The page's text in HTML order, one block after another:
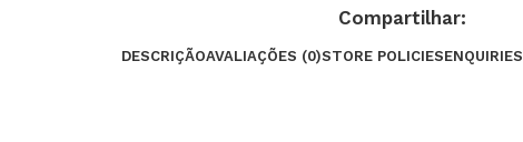
Compartilhar:
DESCRIÇÃOAVALIAÇÕES (0)STORE POLICIESENQUIRIES